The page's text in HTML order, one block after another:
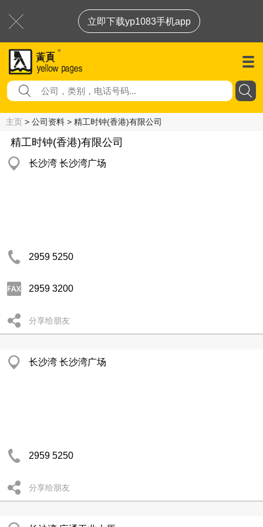
立即下载yp1083手机app
主页 > 公司资料 > 精工时钟(香港)有限公司
精工时钟(香港)有限公司
长沙湾 长沙湾广场
2959 5250
2959 3200
分享给朋友
长沙湾 长沙湾广场
2959 5250
分享给朋友